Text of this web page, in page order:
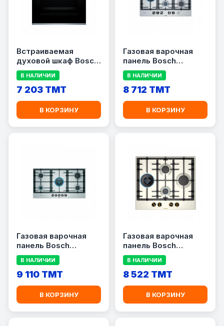
Встраиваемая
духовой шкаф Bosch
HBF534ES0Q
В НАЛИЧИИ
7 203 TMT
В КОРЗИНУ
Газовая варочная
панель Bosch
PCS7A5M90
В НАЛИЧИИ
8 712 TMT
В КОРЗИНУ
Газовая варочная
панель Bosch
PCR9A5B90M
В НАЛИЧИИ
9 110 TMT
В КОРЗИНУ
Газовая варочная
панель Bosch
PCI6B1B90R
В НАЛИЧИИ
8 522 TMT
В КОРЗИНУ